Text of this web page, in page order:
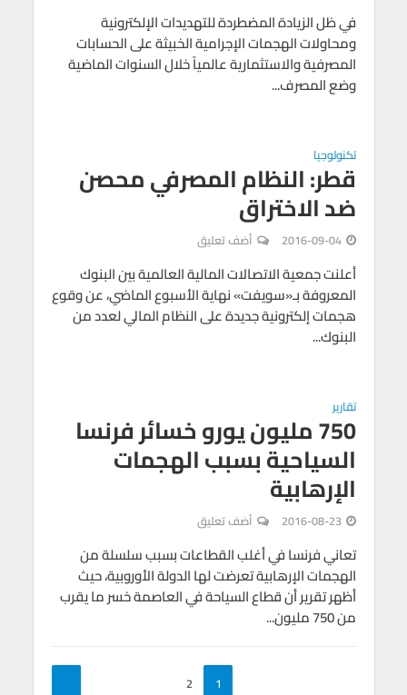
في ظل الزيادة المضطردة للتهديدات الإلكترونية
ومحاولات الهجمات الإجرامية الخبيثة على الحسابات
المصرفية والاستثمارية عالمياً خلال السنوات الماضية
وضع المصرف...
تكنولوجيا
قطر: النظام المصرفي محصن
ضد الاختراق
2016-09-04 أضف تعليق
أعلنت جمعية الاتصالات المالية العالمية بين البنوك
المعروفة بـ«سويفت» نهاية الأسبوع الماضي، عن وقوع
هجمات إلكترونية جديدة على النظام المالي لعدد من
البنوك...
تقارير
750 مليون يورو خسائر فرنسا
السياحية بسبب الهجمات
الإرهابية
2016-08-23 أضف تعليق
تعاني فرنسا في أغلب القطاعات بسبب سلسلة من
الهجمات الإرهابية تعرضت لها الدولة الأوروبية، حيث
أظهر تقرير أن قطاع السياحة في العاصمة خسر ما يقرب
من 750 مليون...
1
2